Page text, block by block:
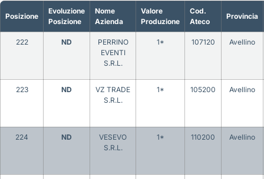
Posizione
Evoluzione
Posizione
Nome
Azienda
Valore
Produzione
Cod.
Ateco
Provincia
222 ND
PERRINO
EVENTI
S.R.L.
1* 107120 Avellino
223 ND
VZ TRADE
S.R.L.
1* 105200 Avellino
224 ND
VESEVO
S.R.L.
1* 110200 Avellino